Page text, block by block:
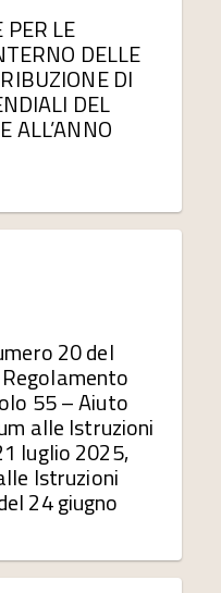
PER LE
DELLE
DI
DEL
ALL’ANNO
20 del
55 – Aiuto
alle Istruzioni
luglio 2025,
Istruzioni
24 giugno